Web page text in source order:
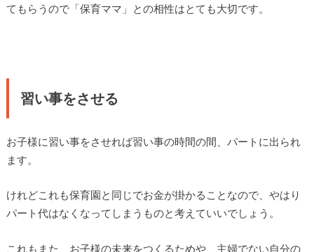
てもらうので「保育ママ」との相性はとても大切です。
習い事をさせる
お子様に習い事をさせれば習い事の時間の間、パートに出られ
ます。
けれどこれも保育園と同じでお金が掛かることなので、やはり
パート代はなくなってしまうものと考えていいでしょう。
これもまた、お子様の未来をつくるためや、主婦でない自分の